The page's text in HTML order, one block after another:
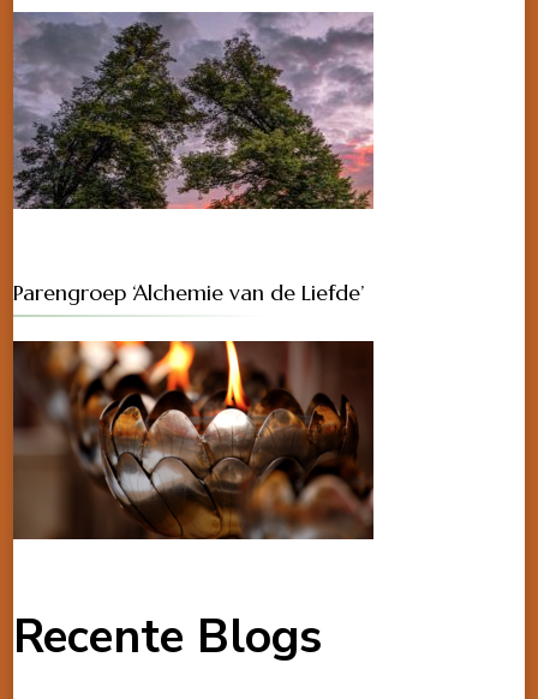
Parengroep ‘Alchemie van de Liefde’
Recente Blogs